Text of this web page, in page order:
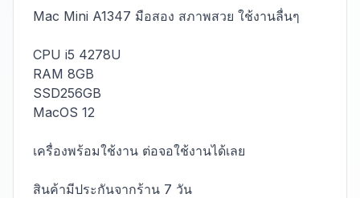
Mac Mini A1347 มือสอง สภาพสวย ใช้งานลื่นๆ
CPU i5 4278U
RAM 8GB
SSD256GB
MacOS 12
เครื่องพร้อมใช้งาน ต่อจอใช้งานได้เลย
สินค้ามีประกันจากร้าน 7 วัน